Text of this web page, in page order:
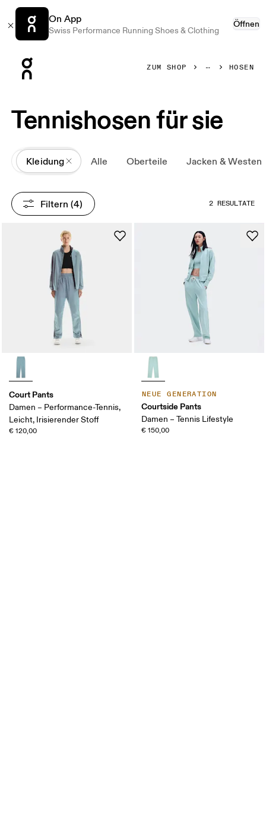
On App
Swiss Performance Running Shoes & Clothing
Öffnen
ZUM SHOP HOSEN
Tennishosen für sie
All
Kleidung Alle Oberteile Jacken & Westen
Filtern (4) 2 RESULTATE
Court Pants
Damen – Performance-Tennis,
Leicht, Irisierender Stoff
€ 120,00
NEUE GENERATION
Courtside Pants
Damen – Tennis Lifestyle
€ 150,00